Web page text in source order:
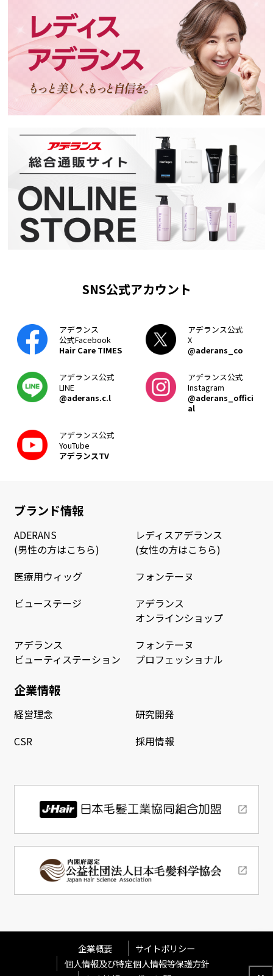
SNS公式アカウント
アデランス
公式Facebook
Hair Care TIMES
アデランス公式
X
@aderans_co
アデランス公式
LINE
@aderans.c.l
アデランス公式
Instagram
@aderans_offici
al
アデランス公式
YouTube
アデランスTV
ブランド情報
ADERANS
(男性の方はこちら)
レディスアデランス
(女性の方はこちら)
医療用ウィッグ
フォンテーヌ
ビューステージ
アデランス
オンラインショップ
アデランス
ビューティステーション
フォンテーヌ
プロフェッショナル
企業情報
経営理念
研究開発
CSR
採用情報
企業概要
サイトポリシー
個人情報及び特定個人情報等保護方針